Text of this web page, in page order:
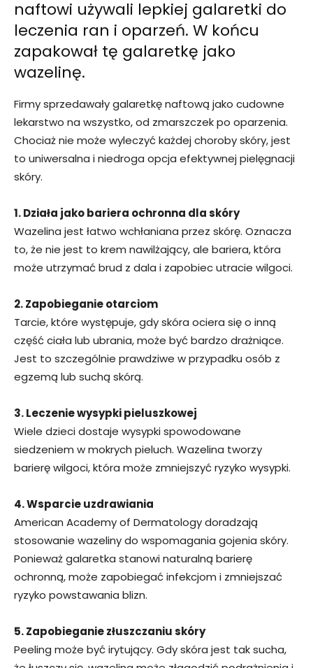
naftowi używali lepkiej galaretki do
leczenia ran i oparzeń. W końcu
zapakował tę galaretkę jako
wazelinę.
Firmy sprzedawały galaretkę naftową jako cudowne
lekarstwo na wszystko, od zmarszczek po oparzenia.
Chociaż nie może wyleczyć każdej choroby skóry, jest
to uniwersalna i niedroga opcja efektywnej pielęgnacji
skóry.
1. Działa jako bariera ochronna dla skóry
Wazelina jest łatwo wchłaniana przez skórę. Oznacza
to, że nie jest to krem nawilżający, ale bariera, która
może utrzymać brud z dala i zapobiec utracie wilgoci.
2. Zapobieganie otarciom
Tarcie, które występuje, gdy skóra ociera się o inną
część ciała lub ubrania, może być bardzo drażniące.
Jest to szczególnie prawdziwe w przypadku osób z
egzemą lub suchą skórą.
3. Leczenie wysypki pieluszkowej
Wiele dzieci dostaje wysypki spowodowane
siedzeniem w mokrych pieluch. Wazelina tworzy
barierę wilgoci, która może zmniejszyć ryzyko wysypki.
4. Wsparcie uzdrawiania
American Academy of Dermatology doradzają
stosowanie wazeliny do wspomagania gojenia skóry.
Ponieważ galaretka stanowi naturalną barierę
ochronną, może zapobiegać infekcjom i zmniejszać
ryzyko powstawania blizn.
5. Zapobieganie złuszczaniu skóry
Peeling może być irytujący. Gdy skóra jest tak sucha,